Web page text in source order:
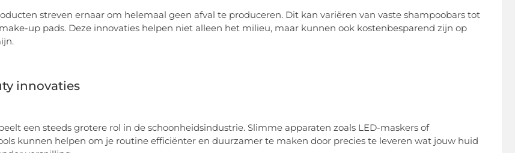
streven ernaar om helemaal geen afval te produceren. Dit kan variëren van vaste shampoobars tot
up pads. Deze innovaties helpen niet alleen het milieu, maar kunnen ook kostenbesparend zijn op
innovaties
een steeds grotere rol in de schoonheidsindustrie. Slimme apparaten zoals LED-maskers of
kunnen helpen om je routine efficiënter en duurzamer te maken door precies te leveren wat jouw huid